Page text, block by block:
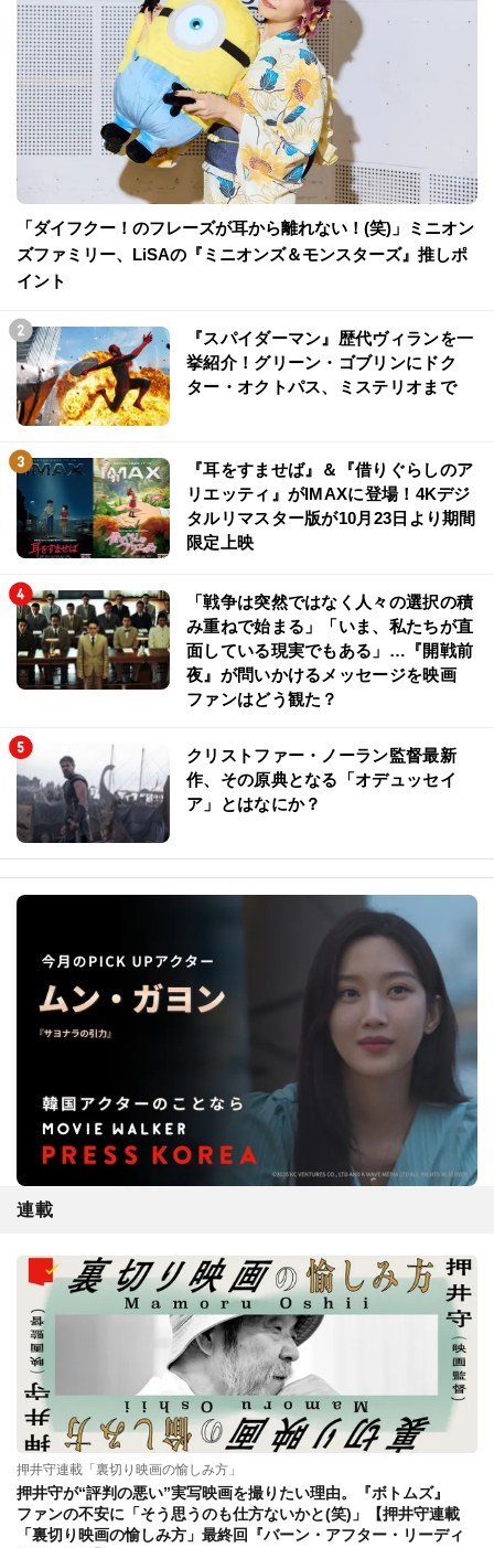
「ダイフクー！のフレーズが耳から離れない！(笑)」ミニオン
ズファミリー、LiSAの『ミニオンズ＆モンスターズ』推しポ
イント
『スパイダーマン』歴代ヴィランを一
挙紹介！グリーン・ゴブリンにドク
ター・オクトパス、ミステリオまで
『耳をすませば』＆『借りぐらしのア
リエッティ』がIMAXに登場！4Kデジ
タルリマスター版が10月23日より期間
限定上映
「戦争は突然ではなく人々の選択の積
み重ねで始まる」「いま、私たちが直
面している現実でもある」…『開戦前
夜』が問いかけるメッセージを映画
ファンはどう観た？
クリストファー・ノーラン監督最新
作、その原典となる「オデュッセイ
ア」とはなにか？
連載
押井守連載「裏切り映画の愉しみ方」
押井守が“評判の悪い”実写映画を撮りたい理由。『ボトムズ』
ファンの不安に「そう思うのも仕方ないかと(笑)」【押井守連載
「裏切り映画の愉しみ方」最終回『バーン・アフター・リーディ